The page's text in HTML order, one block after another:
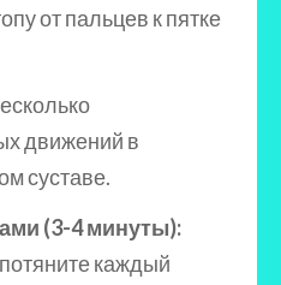
от пальцев к пятке
движений в
суставе.
(3-4 минуты):
каждый